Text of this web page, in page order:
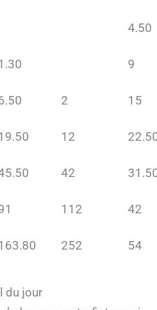
4.50
9
2 15
12
42
112 42
252 54
du jour